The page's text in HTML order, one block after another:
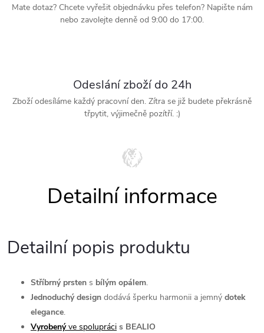
Mate dotaz? Chcete vyřešit objednávku přes telefon? Napište nám
nebo zavolejte denně od 9:00 do 17:00.
Odeslání zboží do 24h
Zboží odesíláme každý pracovní den. Zítra se již budete překrásně
třpytit, výjimečně pozítří. :)
Detailní popis produktu
Stříbrný prsten s bílým opálem.
Jednoduchý design dodává šperku harmonii a jemný dotek
elegance.
Vyrobenýve spolupráci s BEALIO